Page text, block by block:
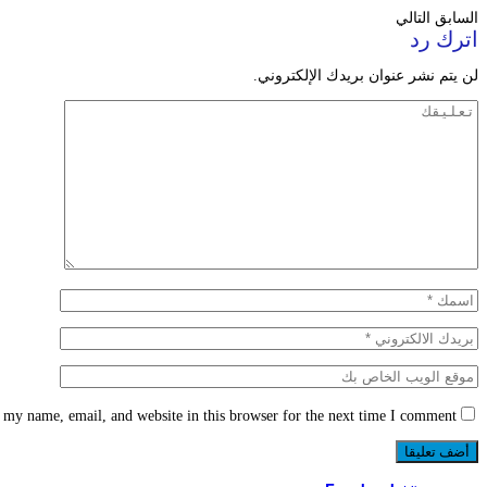
السابق التالي
اترك رد
لن يتم نشر عنوان بريدك الإلكتروني.
my name, email, and website in this browser for the next time I comment.